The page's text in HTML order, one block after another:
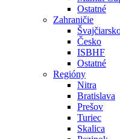
Ostatné
Zahraničie
Česko
ISBHF
Ostatné
Regióny
Nitra
Bratislava
Prešov
Turiec
Skalica